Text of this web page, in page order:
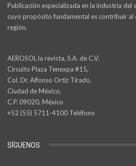
Publicación especializada en la industria del
cuyo propósito fundamental es contribuir al
región.
AEROSOL la revista, S.A. de C.V.
Circuito Plaza Tenexpa #15,
Col. Dr. Alfonso Ortiz Tirado,
Ciudad de México,
C.P. 09020, México
+52 (55) 5711-4100 Teléfono
SÍGUENOS